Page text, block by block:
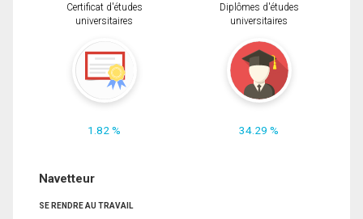
Certificat d'études
universitaires
1.82 %
Diplômes d'études
universitaires
34.29 %
Navetteur
SE RENDRE AU TRAVAIL